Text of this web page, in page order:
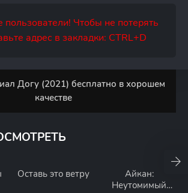
Чтобы не потерять
адрес в закладки: CTRL+D
Догу (2021) бесплатно в хорошем
качестве
Оставь это ветру
Айкан:
Неутомимый